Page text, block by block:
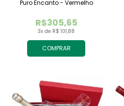
COMPRAR
3x de R$ 101,88
R$305,65
Puro Encanto - Vermelho